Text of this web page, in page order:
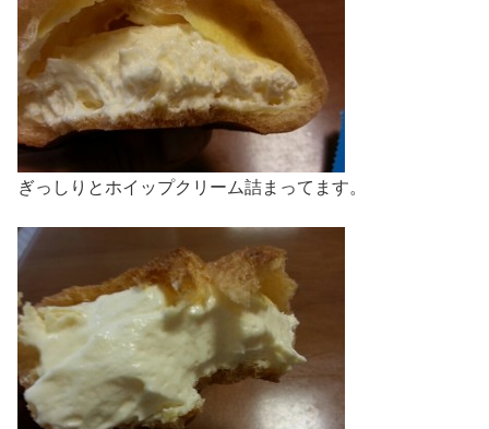
ぎっしりとホイップクリーム詰まってます。